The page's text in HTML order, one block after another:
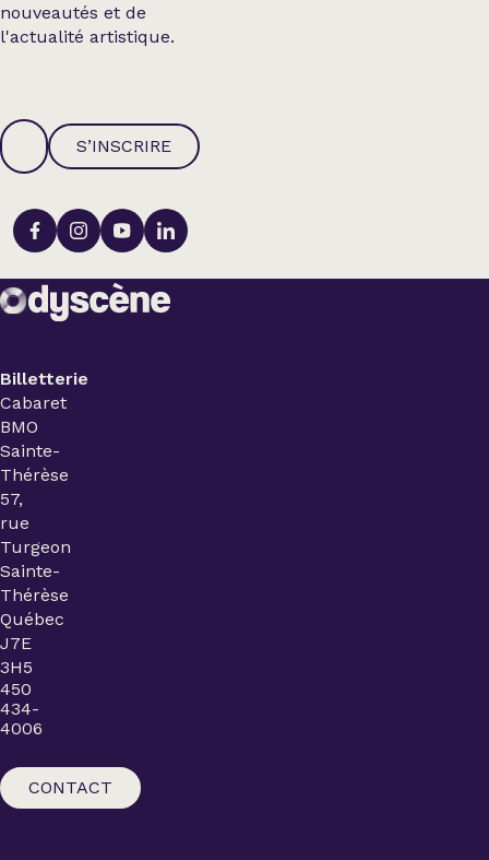
nouveautés et de
l'actualité artistique.
S’INSCRIRE
Billetterie
Cabaret
BMO
Sainte-
Thérèse
57,
rue
Turgeon
Sainte-
Thérèse
Québec
J7E
3H5
450
434-
4006
CONTACT